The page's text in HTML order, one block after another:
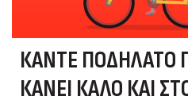
ΚΆΝΤΕ ΠΟΔΉΛΑΤΟ
ΚΆΝΕΙ ΚΑΛΌ ΚΑΙ